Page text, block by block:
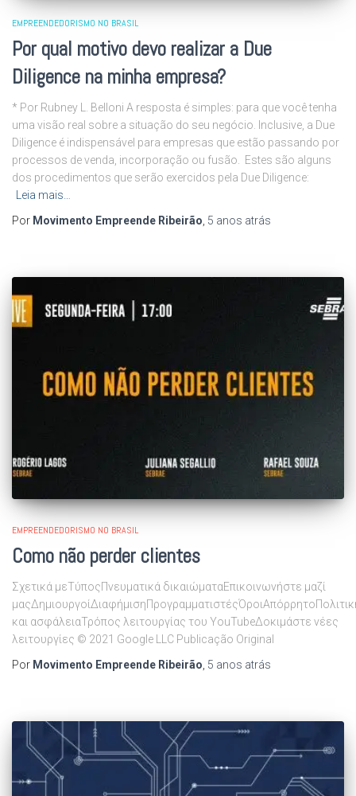
EMPREENDEDORISMO NO BRASIL
Por qual motivo devo realizar a Due
Diligence na minha empresa?
* Por Rubney L. Belloni A resposta é simples: para que você tenha
uma visão real sobre a situação do seu negócio. Inclusive, a Due
Diligence é indispensável para empresas que estão passando por
processos de venda, incorporação ou fusão. Estes são alguns
dos procedimentos que serão exercidos pela Due Diligence:
Leia mais…
Por Movimento Empreende Ribeirão, 5 anos atrás
EMPREENDEDORISMO NO BRASIL
Como não perder clientes
Σχετικά μεΤύποςΠνευματικά δικαιώματαΕπικοινωνήστε μαζί
και ασφάλειαΤρόπος λειτουργίας του YouTubeΔοκιμάστε νέες
λειτουργίες © 2021 Google LLC Publicação Original
Por Movimento Empreende Ribeirão 5 anos atrás